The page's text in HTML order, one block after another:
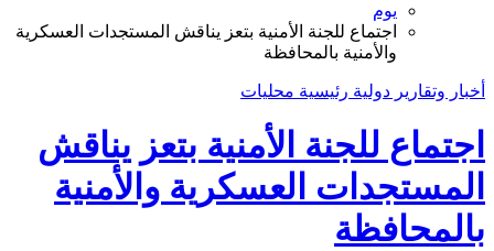
يوم
اجتماع للجنة الأمنية بتعز يناقش المستجدات العسكرية
والأمنية بالمحافظة
أخبار وتقارير دولية رئيسية محليات
اجتماع للجنة الأمنية بتعز يناقش
المستجدات العسكرية والأمنية
بالمحافظة